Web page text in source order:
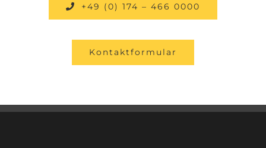
+49 (0) 174 – 466 0000
Kontaktformular